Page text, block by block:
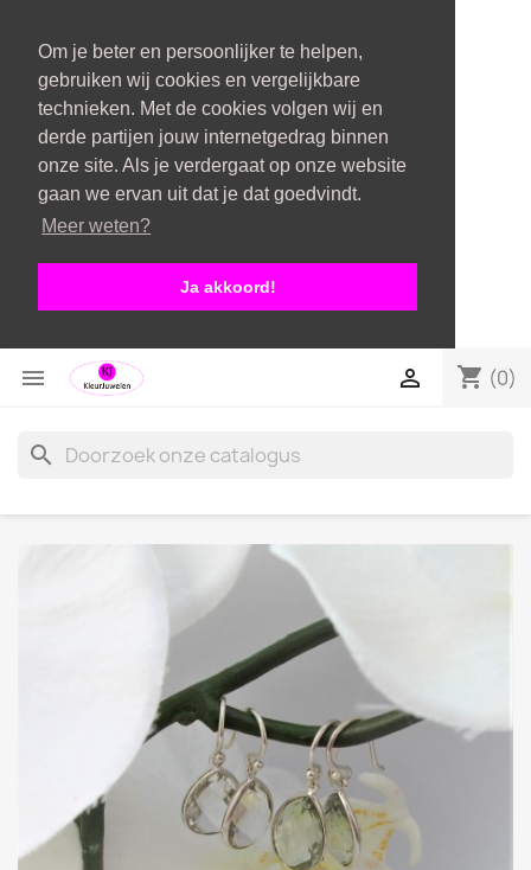
Om je beter en persoonlijker te helpen,
gebruiken wij cookies en vergelijkbare
technieken. Met de cookies volgen wij en
derde partijen jouw internetgedrag binnen
onze site. Als je verdergaat op onze website
gaan we ervan uit dat je dat goedvindt.
Meer weten?
Ja akkoord!
 shopping_cart (0)

search